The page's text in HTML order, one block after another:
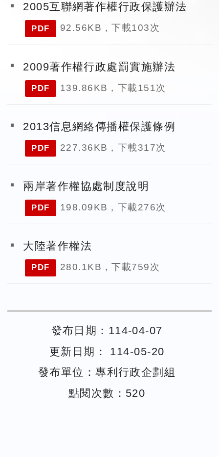
2005互聯網著作權行政保護辦法
PDF 92.56KB，下載103次
2009著作權行政處罰實施辦法
PDF 139.86KB，下載151次
2013信息網絡傳播權保護條例
PDF 227.36KB，下載317次
兩岸著作權協處制度說明
PDF 198.09KB，下載276次
大陸著作權法
PDF 280.1KB，下載759次
發布日期：114-04-07
更新日期： 114-05-20
發布單位：專利行政企劃組
點閱次數：520